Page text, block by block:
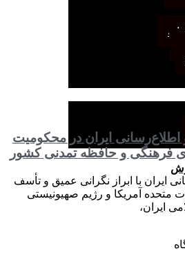
و اطلاع‌رسانی ایران در محکومیت
فرهنگی و حافظه تمدنی کشور
ایران با ابراز نگرانی عمیق و تأسف
متحده آمریکا و رژیم صهیونیستی
ایران،